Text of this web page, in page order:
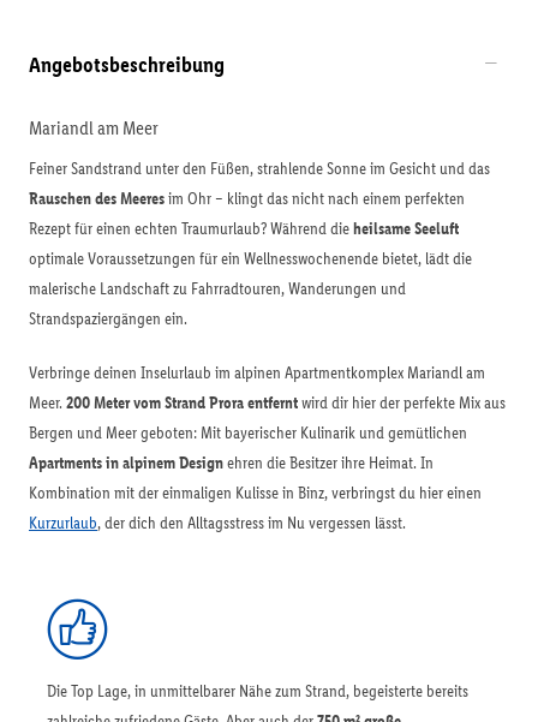
Angebotsbeschreibung
Mariandl am Meer
Feiner Sandstrand unter den Füßen, strahlende Sonne im Gesicht und das
Rauschen des Meeresim Ohr – klingt das nicht nach einem perfekten
Rezept für einen echten Traumurlaub? Während dieheilsame Seeluft
optimale Voraussetzungen für ein Wellnesswochenende bietet, lädt die
malerische Landschaft zu Fahrradtouren, Wanderungen und
Strandspaziergängen ein.
Verbringe deinen Inselurlaub im alpinen Apartmentkomplex Mariandl am
Meer. 200 Meter vom Strand Prora entferntwird dir hier der perfekte Mix aus
Bergen und Meer geboten: Mit bayerischer Kulinarik und gemütlichen
Apartments in alpinem Designehren die Besitzer ihre Heimat. In
Kombination mit der einmaligen Kulisse in Binz, verbringst du hier einen
Kurzurlaub, der dich den Alltagsstress im Nu vergessen lässt.
Die Top Lage, in unmittelbarer Nähe zum Strand, begeisterte bereits